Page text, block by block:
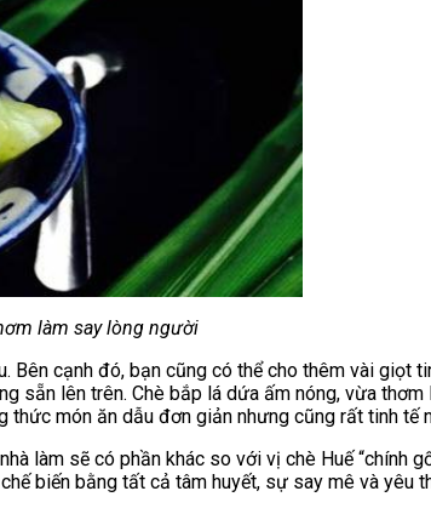
làm say lòng người
cạnh đó, bạn cũng có thể cho thêm vài giọt
sẵn lên trên. Chè bắp lá dứa ấm nóng, vừa
món ăn dẫu đơn giản nhưng cũng rất tinh tế
làm sẽ có phần khác so với vị chè Huế “chính
biến bằng tất cả tâm huyết, sự say mê và yêu